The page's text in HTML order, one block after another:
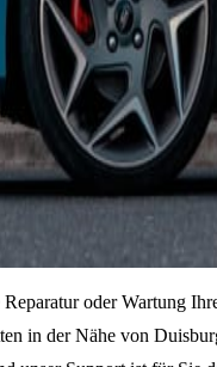
oder Wartung
in der Nähe von